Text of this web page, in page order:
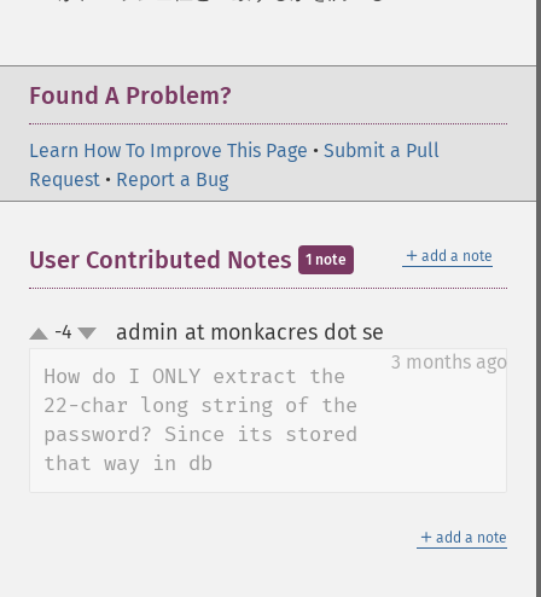
Found A Problem?
Learn How To Improve This Page • Submit a Pull
Request • Report a Bug
＋ add a note
User Contributed Notes 1 note
up-4 admin at monkacres dot se
3 months ago
How do I ONLY extract the
22-char long string of the
password? Since its stored
that way in db
＋ add a note